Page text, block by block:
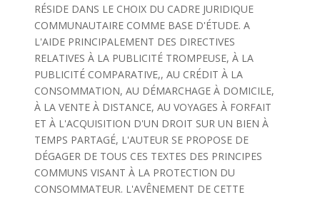
RÉSIDE DANS LE CHOIX DU CADRE JURIDIQUE
COMMUNAUTAIRE COMME BASE D'ÉTUDE. A
L'AIDE PRINCIPALEMENT DES DIRECTIVES
RELATIVES À LA PUBLICITÉ TROMPEUSE, À LA
PUBLICITÉ COMPARATIVE,, AU CRÉDIT À LA
CONSOMMATION, AU DÉMARCHAGE À DOMICILE,
À LA VENTE À DISTANCE, AU VOYAGES À FORFAIT
ET À L'ACQUISITION D'UN DROIT SUR UN BIEN À
TEMPS PARTAGÉ, L'AUTEUR SE PROPOSE DE
DÉGAGER DE TOUS CES TEXTES DES PRINCIPES
COMMUNS VISANT À LA PROTECTION DU
CONSOMMATEUR. L'AVÊNEMENT DE CETTE